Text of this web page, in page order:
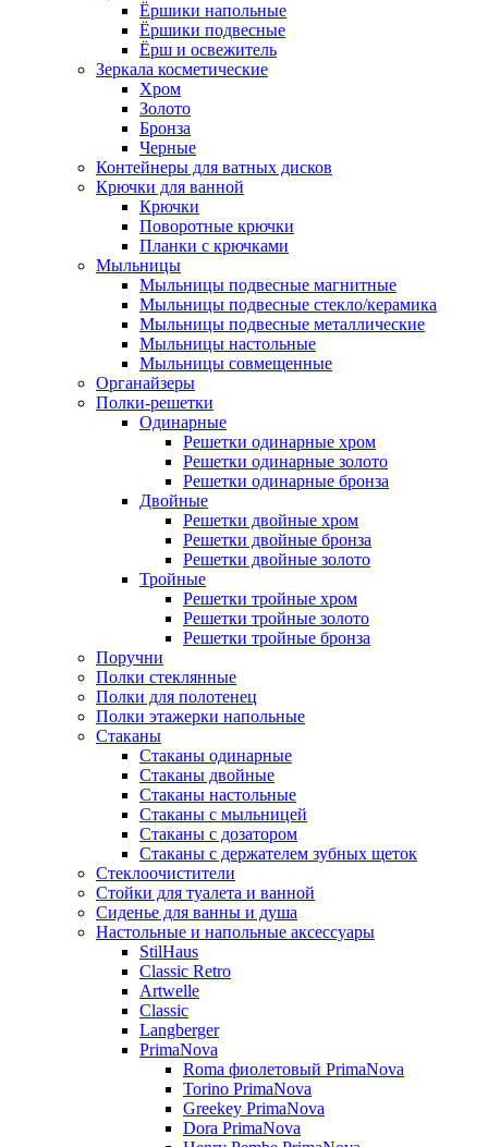
Ёршики напольные
Ёршики подвесные
Ёрш и освежитель
Зеркала косметические
Хром
Золото
Бронза
Черные
Контейнеры для ватных дисков
Крючки для ванной
Крючки
Поворотные крючки
Планки с крючками
Мыльницы
Мыльницы подвесные магнитные
Мыльницы подвесные стекло/керамика
Мыльницы подвесные металлические
Мыльницы настольные
Мыльницы совмещенные
Органайзеры
Полки-решетки
Одинарные
Решетки одинарные хром
Решетки одинарные золото
Решетки одинарные бронза
Двойные
Решетки двойные хром
Решетки двойные бронза
Решетки двойные золото
Тройные
Решетки тройные хром
Решетки тройные золото
Решетки тройные бронза
Поручни
Полки стеклянные
Полки для полотенец
Полки этажерки напольные
Стаканы
Стаканы одинарные
Стаканы двойные
Стаканы настольные
Стаканы с мыльницей
Стаканы с дозатором
Стаканы с держателем зубных щеток
Стеклоочистители
Стойки для туалета и ванной
Сиденье для ванны и душа
Настольные и напольные аксессуары
StilHaus
Classic Retro
Artwelle
Classic
Langberger
PrimaNova
Roma фиолетовый PrimaNova
Torino PrimaNova
Greekey PrimaNova
Dora PrimaNova